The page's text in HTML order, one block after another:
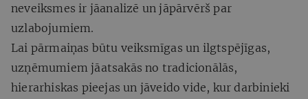
neveiksmes ir jāanalizē un jāpārvērš par
uzlabojumiem.
Lai pārmaiņas būtu veiksmīgas un ilgtspējīgas,
uzņēmumiem jāatsakās no tradicionālās,
hierarhiskas pieejas un jāveido vide, kur darbinieki